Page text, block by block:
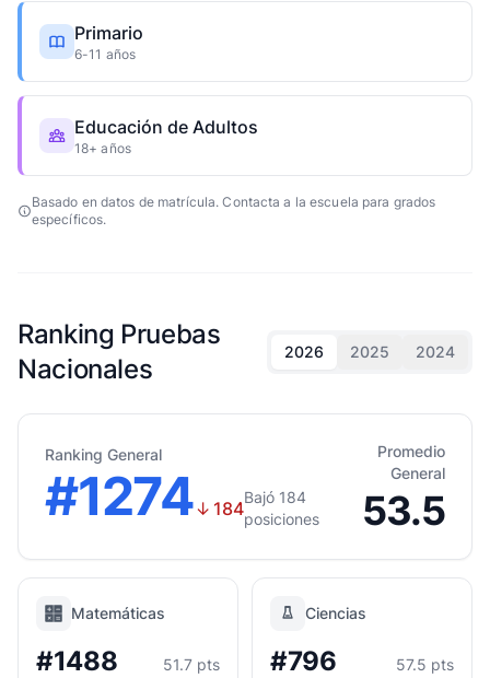
Primario
6-11 años
Educación de Adultos
18+ años
Basado en datos de matrícula. Contacta a la escuela para grados
específicos.
Ranking Pruebas
Nacionales
2026 2025 2024
Ranking General
#1274↓ 184
Bajó 184
posiciones
Promedio
General
53.5
Matemáticas
#1488 51.7 pts
Ciencias
#796 57.5 pts